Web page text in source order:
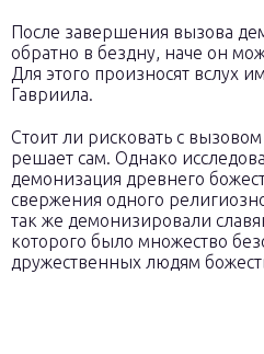
После завершения вызова
обратно в бездну, наче он
Для этого произносят вслух
Гавриила.
Стоит ли рисковать с
решает сам. Однако
демонизация древнего
свержения одного
так же демонизировали
которого было множество
дружественных людям